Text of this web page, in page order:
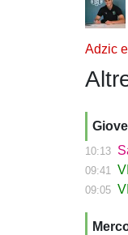
Adzic
10:13
09:41
09:05